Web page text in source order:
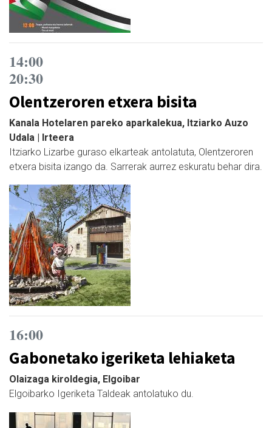
14:00
20:30
Olentzeroren etxera bisita
Kanala Hotelaren pareko aparkalekua, Itziarko Auzo
Udala | Irteera
Itziarko Lizarbe guraso elkarteak antolatuta, Olentzeroren
etxera bisita izango da. Sarrerak aurrez eskuratu behar dira.
16:00
Gabonetako igeriketa lehiaketa
Olaizaga kiroldegia, Elgoibar
Elgoibarko Igeriketa Taldeak antolatuko du.